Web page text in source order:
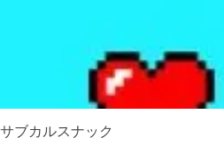
サブカルスナック